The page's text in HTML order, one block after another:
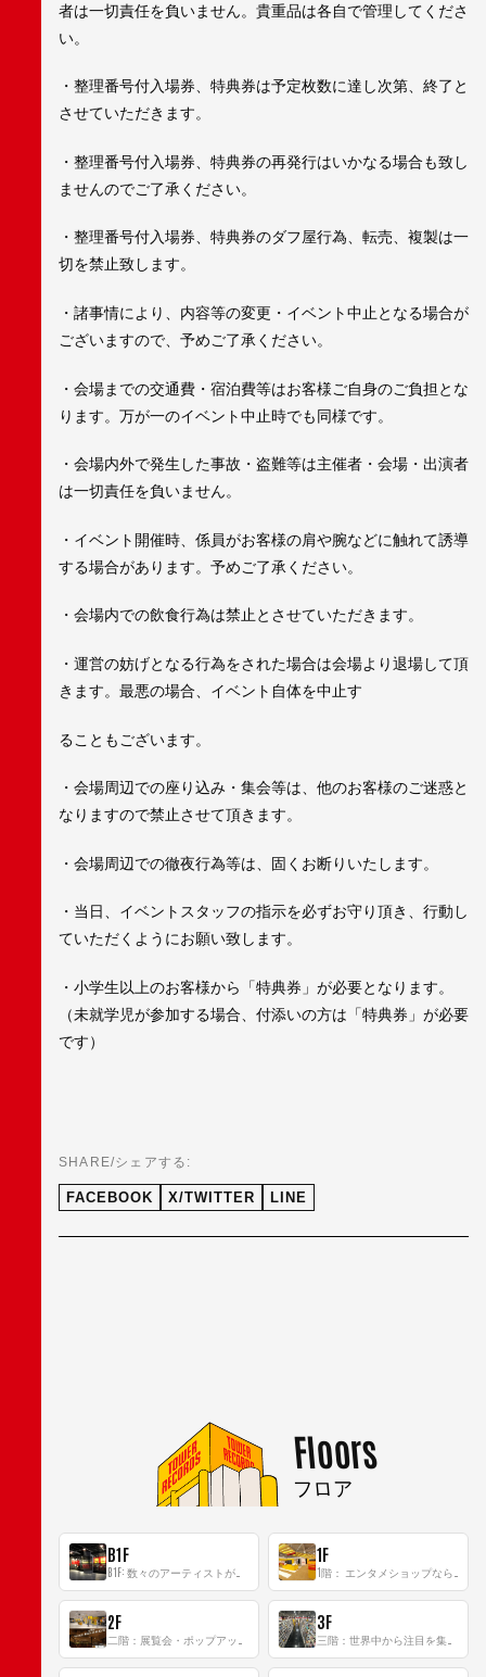
者は一切責任を負いません。貴重品は各自で管理してくださ
い。
・整理番号付入場券、特典券は予定枚数に達し次第、終了と
させていただきます。
・整理番号付入場券、特典券の再発行はいかなる場合も致し
ませんのでご了承ください。
・整理番号付入場券、特典券のダフ屋行為、転売、複製は一
切を禁止致します。
・諸事情により、内容等の変更・イベント中止となる場合が
ございますので、予めご了承ください。
・会場までの交通費・宿泊費等はお客様ご自身のご負担とな
ります。万が一のイベント中止時でも同様です。
・会場内外で発生した事故・盗難等は主催者・会場・出演者
は一切責任を負いません。
・イベント開催時、係員がお客様の肩や腕などに触れて誘導
する場合があります。予めご了承ください。
・会場内での飲食行為は禁止とさせていただきます。
・運営の妨げとなる行為をされた場合は会場より退場して頂
きます。最悪の場合、イベント自体を中止す
ることもございます。
・会場周辺での座り込み・集会等は、他のお客様のご迷惑と
なりますので禁止させて頂きます。
・会場周辺での徹夜行為等は、固くお断りいたします。
・当日、イベントスタッフの指示を必ずお守り頂き、行動し
ていただくようにお願い致します。
・小学生以上のお客様から「特典券」が必要となります。
（未就学児が参加する場合、付添いの方は「特典券」が必要
です）
SHARE/シェアする:
FACEBOOK X/TWITTER LINE
Floors
フロア
B1F 1F
2F 3F